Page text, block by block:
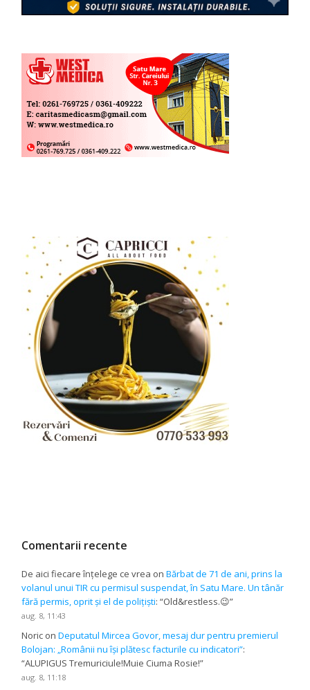
Comentarii recente
De aici fiecare înțelege ce vrea onBărbat de 71 de ani, prins la
volanul unui TIR cu permisul suspendat, în Satu Mare. Un tânăr
fără permis, oprit și el de polițiști: “Old&restless.😉”
aug. 8, 11:43
Noric onDeputatul Mircea Govor, mesaj dur pentru premierul
Bolojan: „Românii nu își plătesc facturile cu indicatori”:
“ALUPIGUS Tremuriciule!Muie Ciuma Rosie!”
aug. 8, 11:18